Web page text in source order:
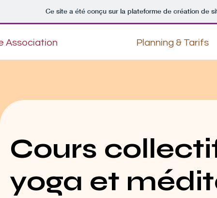
Ce site a été conçu sur la plateforme de création de
Association Planning & Tarifs
Cours
yoga et